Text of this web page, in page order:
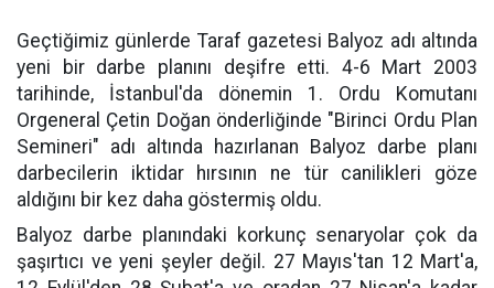
Geçtiğimiz günlerde Taraf gazetesi Balyoz adı altında
yeni bir darbe planını deşifre etti. 4-6 Mart 2003
tarihinde, İstanbul'da dönemin 1. Ordu Komutanı
Orgeneral Çetin Doğan önderliğinde "Birinci Ordu Plan
Semineri" adı altında hazırlanan Balyoz darbe planı
darbecilerin iktidar hırsının ne tür canilikleri göze
aldığını bir kez daha göstermiş oldu.
Balyoz darbe planındaki korkunç senaryolar çok da
şaşırtıcı ve yeni şeyler değil. 27 Mayıs'tan 12 Mart'a,